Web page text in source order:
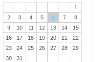
1
2
3 4 5 6 7
8
9
10 11 12 13 14
15
16
17 18 19 20 21
22
23
24 25 26 27 28
29
30
31